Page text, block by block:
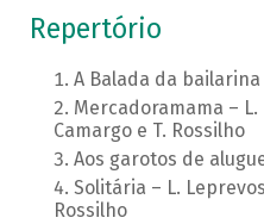
Repertório
A Balada da
Mercadoramama – L.
Camargo e T. Rossilho
Aos garotos de
Solitária – L.
Rossilho